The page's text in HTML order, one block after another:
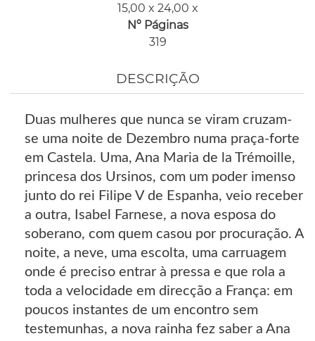
15,00 x 24,00 x
Nº Páginas
319
DESCRIÇÃO
Duas mulheres que nunca se viram cruzam-
se uma noite de Dezembro numa praça-forte
em Castela. Uma, Ana Maria de la Trémoille,
princesa dos Ursinos, com um poder imenso
junto do rei Filipe V de Espanha, veio receber
a outra, Isabel Farnese, a nova esposa do
soberano, com quem casou por procuração. A
noite, a neve, uma escolta, uma carruagem
onde é preciso entrar à pressa e que rola a
toda a velocidade em direcção a França: em
poucos instantes de um encontro sem
testemunhas, a nova rainha fez saber a Ana